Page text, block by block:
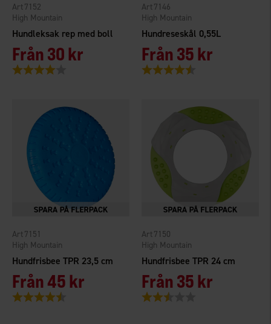
Hundleksak rep med boll
High Mountain
7152
Från30 kr
Betyg:
Hundreseskål 0,55L
High Mountain
7146
Från35 kr
Betyg:
Hundfrisbee TPR 23,5 cm
High Mountain
7151
Från45 kr
Betyg:
Hundfrisbee TPR 24 cm
High Mountain
7150
Från35 kr
Betyg: